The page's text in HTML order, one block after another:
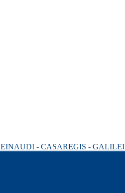
EINAUDI - CASAREGIS - GALILEI